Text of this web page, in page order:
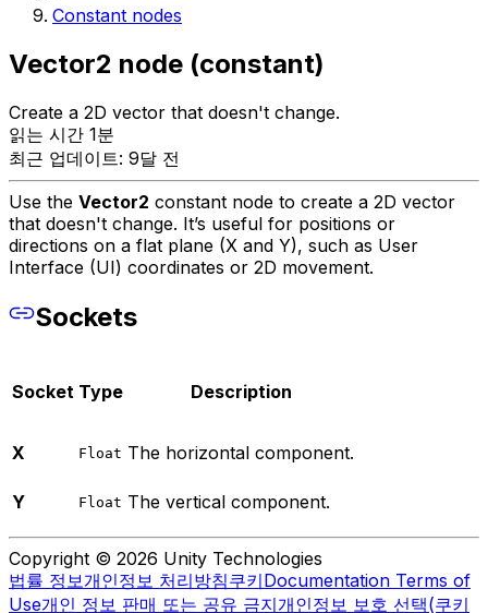
Constant nodes
Vector2 node (constant)
Create a 2D vector that doesn't change.
읽는 시간 1분
최근 업데이트: 9달 전
Use the Vector2 constant node to create a 2D vector
that doesn't change. It’s useful for positions or
directions on a flat plane (X and Y), such as User
Interface (UI) coordinates or 2D movement.
Sockets
Socket Type Description
X Float The horizontal component.
Y Float The vertical component.
Copyright © 2026 Unity Technologies
법률 정보개인정보 처리방침쿠키Documentation Terms of
Use개인 정보 판매 또는 공유 금지개인정보 보호 선택(쿠키